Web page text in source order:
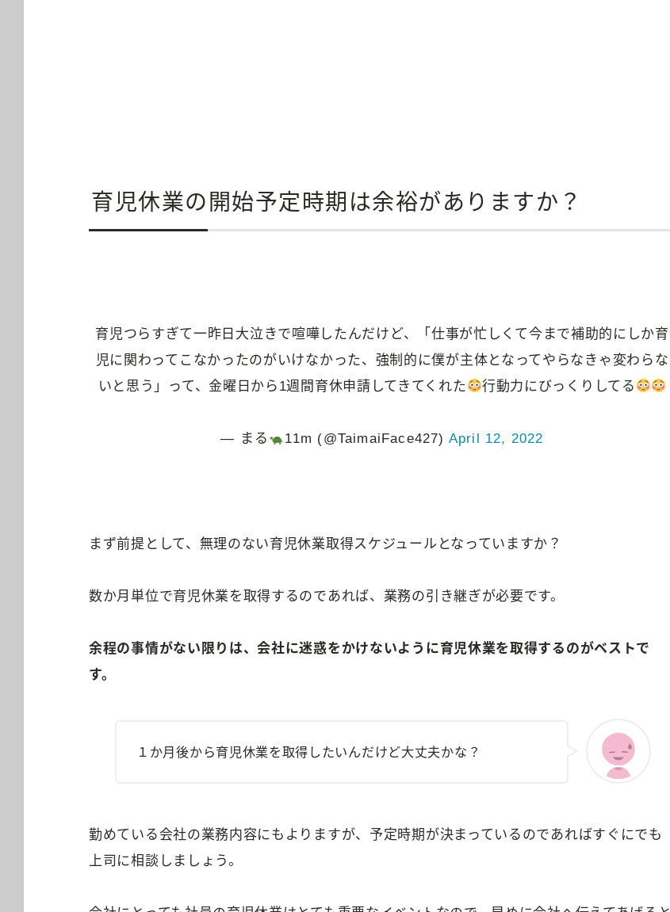
育児休業の開始予定時期は余裕がありますか？
育児つらすぎて一昨日大泣きで喧嘩したんだけど、「仕事が忙しくて今まで補助的にしか育
児に関わってこなかったのがいけなかった、強制的に僕が主体となってやらなきゃ変わらな
いと思う」って、金曜日から1週間育休申請してきてくれた
行動力にびっくりしてる
— まる 11m (@TaimaiFace427) April 12, 2022
まず前提として、無理のない育児休業取得スケジュールとなっていますか？
数か月単位で育児休業を取得するのであれば、業務の引き継ぎが必要です。
余程の事情がない限りは、会社に迷惑をかけないように育児休業を取得するのがベストで
す。
１か月後から育児休業を取得したいんだけど大丈夫かな？
勤めている会社の業務内容にもよりますが、予定時期が決まっているのであればすぐにでも
上司に相談しましょう。